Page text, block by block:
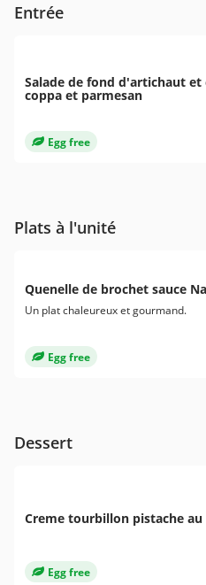
Entrée
Salade de fond d'artichaut
coppa et parmesan
Egg free
Plats à l'unité
Quenelle de brochet sauce
Un plat chaleureux et gourmand.
Egg free
Dessert
Creme tourbillon pistache
Egg free